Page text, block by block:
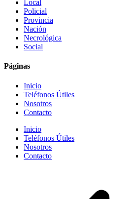
Local
Policial
Provincia
Nación
Necrológica
Social
Páginas
Inicio
Teléfonos Útiles
Nosotros
Contacto
Inicio
Teléfonos Útiles
Nosotros
Contacto